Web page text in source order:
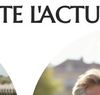
L'ACTU